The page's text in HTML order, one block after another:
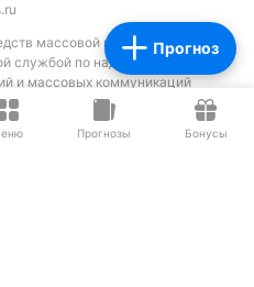
Прогноз
Прогнозы Бонусы
массовой информации: Эл
по надзору в сфере
и массовых коммуникаций
Creative Commons